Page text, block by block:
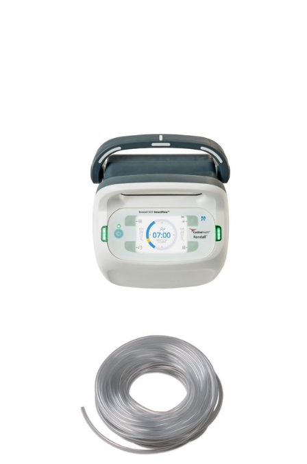
Anestezjologia i aparatura medyczna
Kendall SCD SmartFlow™